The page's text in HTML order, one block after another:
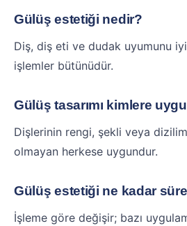
Gülüş estetiği nedir?
Diş, diş eti ve dudak uyumunu
işlemler bütünüdür.
Gülüş tasarımı kimlere
Dişlerinin rengi, şekli veya
olmayan herkese uygundur.
Gülüş estetiği ne kadar
İşleme göre değişir; bazı